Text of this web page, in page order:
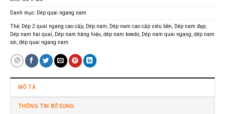
Danh mục: Dép quai ngang nam
Thẻ: Dép 2 quai ngang cao cấp, Dép nam Dép nam cao cấp siêu bền Dép nam đẹp,
Dép nam hai quai Dép nam hàng hiệu dép nam keedo, Dép nam quai ngang dép nam
xịn dép quai ngang nam
MÔ TẢ
THÔNG TIN BỔ SUNG